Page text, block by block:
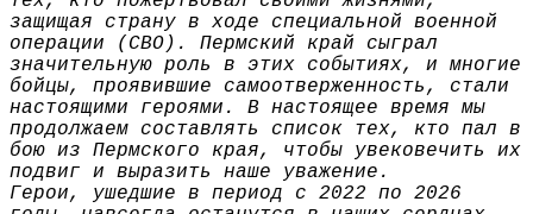
защищая страну в ходе специальной военной
операции (СВО). Пермский край сыграл
значительную роль в этих событиях, и многие
бойцы, проявившие самоотверженность, стали
настоящими героями. В настоящее время мы
продолжаем составлять список тех, кто пал в
бою из Пермского края, чтобы увековечить их
подвиг и выразить наше уважение.
Герои, ушедшие в период с 2022 по 2026